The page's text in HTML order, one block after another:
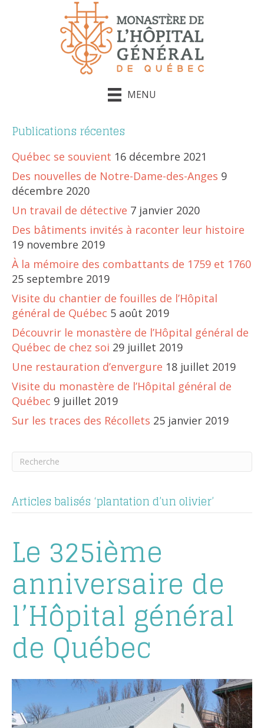
MENU
Publications récentes
Québec se souvient 16 décembre 2021
Des nouvelles de Notre-Dame-des-Anges 9
décembre 2020
Un travail de détective 7 janvier 2020
Des bâtiments invités à raconter leur histoire
19 novembre 2019
À la mémoire des combattants de 1759 et 1760
25 septembre 2019
Visite du chantier de fouilles de l’Hôpital
général de Québec 5 août 2019
Découvrir le monastère de l’Hôpital général de
Québec de chez soi 29 juillet 2019
Une restauration d’envergure 18 juillet 2019
Visite du monastère de l’Hôpital général de
Québec 9 juillet 2019
Sur les traces des Récollets 25 janvier 2019
Articles balisés ‘plantation d’un olivier’
Le 325ième
anniversaire de
l’Hôpital général
de Québec